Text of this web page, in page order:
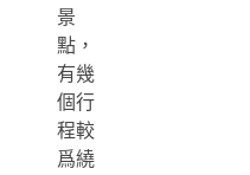
景
點，
有幾
個行
程較
爲繞